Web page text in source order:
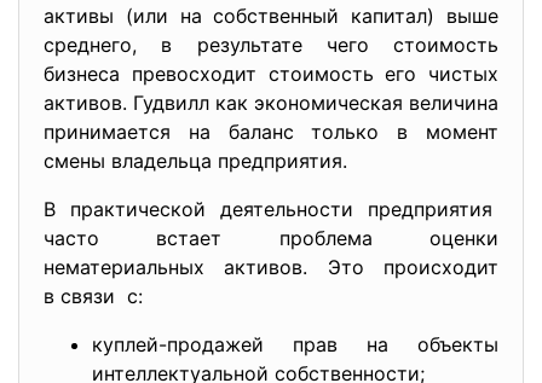
активы (или на собственный капитал) выше
среднего, в результате чего стоимость
бизнеса превосходит стоимость его чистых
активов. Гудвилл как экономическая величина
принимается на баланс только в момент
смены владельца предприятия.
В практической деятельности предприятия
часто встает проблема оценки
нематериальных активов. Это происходит
в связи с:
куплей-продажей прав на объекты
интеллектуальной собственности;